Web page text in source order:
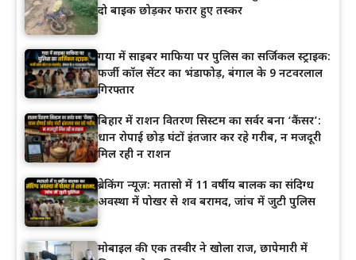
दो बाइक छोड़कर फरार हुए तस्कर
गया में साइबर माफिया पर पुलिस का सर्जिकल स्ट्राइक:
फर्जी कॉल सेंटर का भंडाफोड़, बंगाल के 9 नटवरलाल
गिरफ्तार
बिहार में राशन वितरण सिस्टम का सर्वर बना ‘कैंसर’:
धान रोपाई छोड़ घंटों इंतजार कर रहे गरीब, न मजदूरी
मिल रही न राशन
ब्रेकिंग न्यूज़: मतासो में 11 वर्षीय बालक का संदिग्ध
अवस्था में पोखर से शव बरामद, जांच में जुटी पुलिस
मोबाइल की एक तस्वीर ने खोला राज, छापेमारी में